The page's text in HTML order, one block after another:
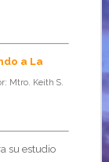
a La
Mtro. Keith S.
su estudio